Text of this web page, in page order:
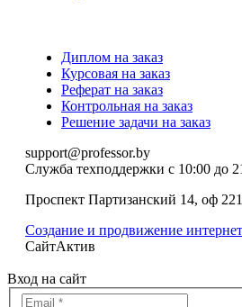
Диплом на заказ
Курсовая на заказ
Реферат на заказ
Контрольная на заказ
Решение задачи на заказ
support@professor.by
Служба техподдержки с 10:00 до
Проспект Партизанский 14, оф 221
Создание и продвижение
СайтАктив
Вход на сайт